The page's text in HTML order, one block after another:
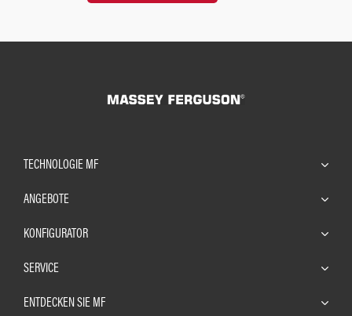
TECHNOLOGIE MF
ANGEBOTE
KONFIGURATOR
SERVICE
ENTDECKEN SIE MF